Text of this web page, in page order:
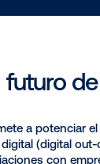
sus
de la